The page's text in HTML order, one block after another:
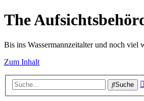
The
Bis ins Wassermannzeitalter und noch viel
Zum Inhalt
Suche